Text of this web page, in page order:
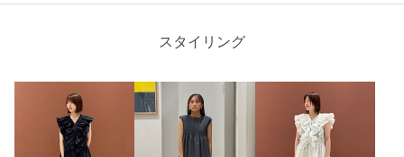
注文キャンセル 対象商品
対象商品
WOMEN
カテゴリー | トートバッグ
ニックネーム： ピーラテ
投稿日： 2026年2月16日
スタイリング